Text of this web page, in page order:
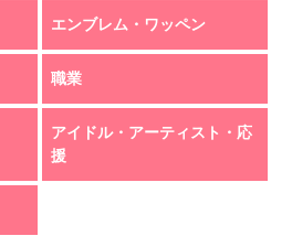
エンブレム・ワッペン
職業
アイドル・アーティスト・応
援